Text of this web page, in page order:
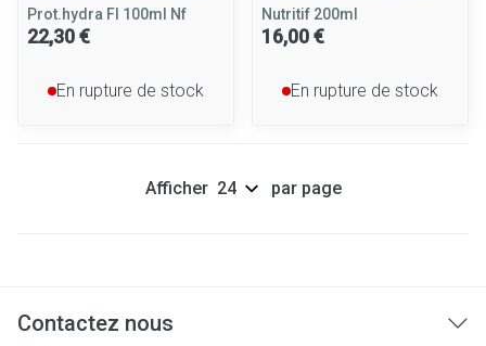
Prot.hydra Fl 100ml Nf
22,30 €
En rupture de stock
Nutritif 200ml
16,00 €
En rupture de stock
Afficher par page
Contactez nous